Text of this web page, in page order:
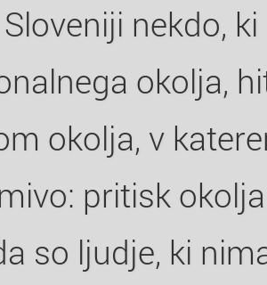
nekdo,
okolja,
okolja, v
pritisk
so ljudje, ki